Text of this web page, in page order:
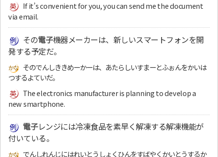
If it’s convenient for you, you can send me the document
via email.
その電子機器メーカーは、新しいスマートフォンを開
発する予定だ。
そのでんしききめーかーは、あたらしいすまーとふぉんをかいは
つするよていだ。
The electronics manufacturer is planning to develop a
new smartphone.
電子レンジには冷凍食品を素早く解凍する解凍機能が
付いている。
でんしれんじにはれいとうしょくひんをすばやくかいとうするか